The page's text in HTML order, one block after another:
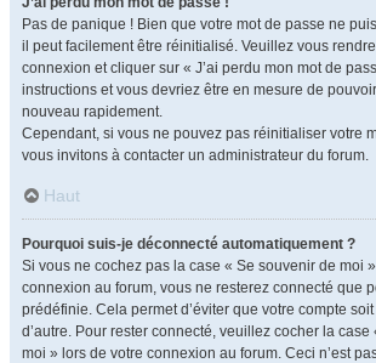
Pas de panique ! Bien que votre mot de passe ne
il peut facilement être réinitialisé. Veuillez vous
connexion et cliquer sur « J’ai perdu mon mot de
instructions et vous devriez être en mesure de
nouveau rapidement.
Cependant, si vous ne pouvez pas réinitialiser votre
vous invitons à contacter un administrateur du forum.
Haut
Pourquoi suis-je déconnecté automatiquement ?
Si vous ne cochez pas la case « Se souvenir de moi
connexion au forum, vous ne resterez connecté que
prédéfinie. Cela permet d’éviter que votre compte
d’autre. Pour rester connecté, veuillez cocher la case
moi » lors de votre connexion au forum. Ceci n’est